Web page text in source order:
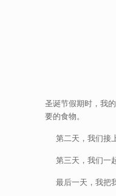
圣诞节假期时，我
要的食物。
第二天，我们接上
第三天，我们一起
最后一天，我把我